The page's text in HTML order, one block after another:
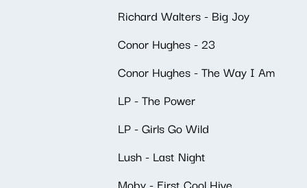
Richard Walters - Big Joy
Conor Hughes - 23
Conor Hughes - The Way I Am
LP - The Power
LP - Girls Go Wild
Lush - Last Night
Moby - First Cool Hive